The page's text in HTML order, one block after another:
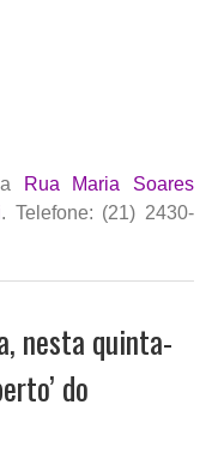
Rua Maria Soares
. Telefone: (21) 2430-
nesta quinta-
do